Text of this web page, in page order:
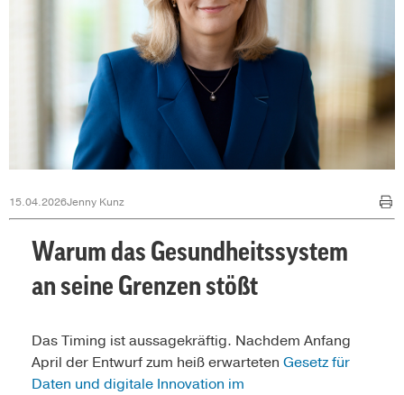
15.04.2026Jenny Kunz
Warum das Gesundheitssystem
an seine Grenzen stößt
Das Timing ist aussagekräftig. Nachdem Anfang
April der Entwurf zum heiß erwarteten Gesetz für
Daten und digitale Innovation im